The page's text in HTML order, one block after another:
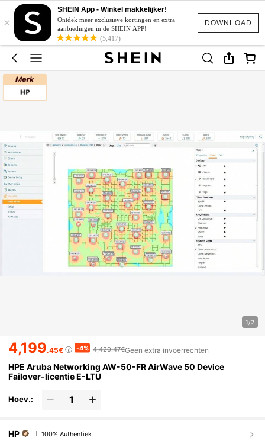
DOWNLOAD
×
SHEIN App - Winkel makkelijker!
Ontdek meer exclusieve kortingen en extra
aanbiedingen in de SHEIN APP!
(5,417)
1/2
4,199.45€ -4% 4,420.47€Geen extra invoerrechten
HPE Aruba Networking AW-50-FR AirWave 50 Device
Failover-licentie E-LTU
Hoev.:
HP 100% Authentiek